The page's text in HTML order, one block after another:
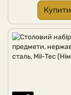
Купити